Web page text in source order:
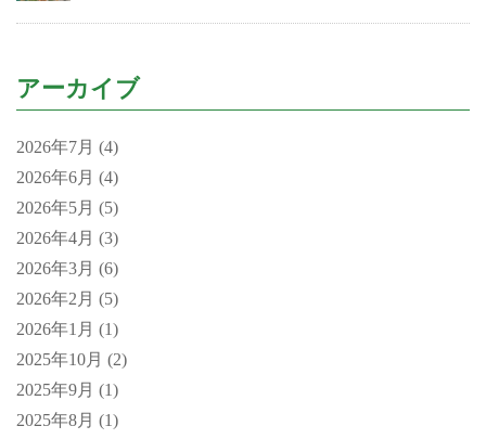
アーカイブ
2026年7月 (4)
2026年6月 (4)
2026年5月 (5)
2026年4月 (3)
2026年3月 (6)
2026年2月 (5)
2026年1月 (1)
2025年10月 (2)
2025年9月 (1)
2025年8月 (1)